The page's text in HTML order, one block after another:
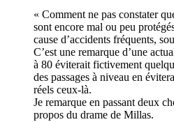
« Comment ne pas constater
sont encore mal ou peu
cause d’accidents fréquents,
C’est une remarque d’une
à 80 éviterait fictivement
des passages à niveau en
réels ceux-là.
Je remarque en passant deux
propos du drame de Millas.